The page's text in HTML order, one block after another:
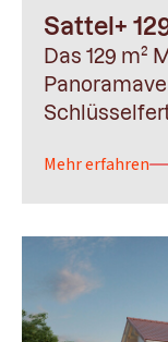
Sattel+
Das 129 m²
Mehr erfahren